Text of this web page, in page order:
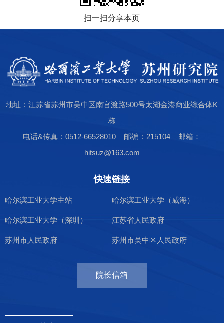
扫一扫分享本页
地址：江苏省苏州市吴中区南官渡路500号太湖金港商业综合体K
栋
电话&传真：0512-66528010 邮编：215104 邮箱：
hitsuz@163.com
快速链接
哈尔滨工业大学主站 哈尔滨工业大学（威海）
哈尔滨工业大学（深圳） 江苏省人民政府
苏州市人民政府 苏州市吴中区人民政府
院长信箱